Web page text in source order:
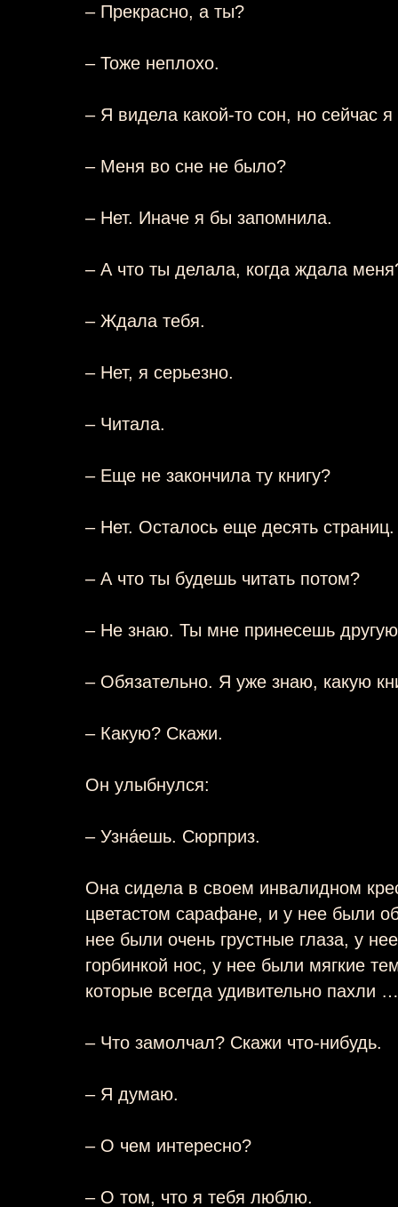
– Прекрасно, а ты?
– Тоже неплохо.
– Я видела какой-то сон, но сейчас
– Меня во сне не было?
– Нет. Иначе я бы запомнила.
– А что ты делала, когда ждала
– Ждала тебя.
– Нет, я серьезно.
– Читала.
– Еще не закончила ту книгу?
– Нет. Осталось еще десять страниц.
– А что ты будешь читать потом?
– Не знаю. Ты мне принесешь другую
– Обязательно. Я уже знаю, какую
– Какую? Скажи.
Он улыбнулся:
– Узна́ешь. Сюрприз.
Она сидела в своем инвалидном
цветастом сарафане, и у нее были
нее были очень грустные глаза, у
горбинкой нос, у нее были мягкие
которые всегда удивительно пахли …
– Что замолчал? Скажи что-нибудь.
– Я думаю.
– О чем интересно?
– О том, что я тебя люблю.